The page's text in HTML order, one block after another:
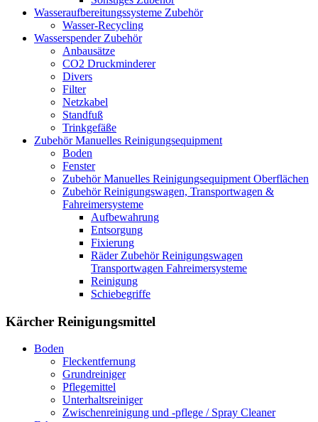
Wasseraufbereitungssysteme Zubehör
Wasser-Recycling
Wasserspender Zubehör
Anbausätze
CO2 Druckminderer
Divers
Filter
Netzkabel
Standfuß
Trinkgefäße
Zubehör Manuelles Reinigungsequipment
Boden
Fenster
Zubehör Manuelles Reinigungsequipment Oberflächen
Zubehör Reinigungswagen, Transportwagen &
Fahreimersysteme
Aufbewahrung
Entsorgung
Fixierung
Räder Zubehör Reinigungswagen
Transportwagen Fahreimersysteme
Reinigung
Schiebegriffe
Kärcher Reinigungsmittel
Boden
Fleckentfernung
Grundreiniger
Pflegemittel
Unterhaltsreiniger
Zwischenreinigung und -pflege / Spray Cleaner